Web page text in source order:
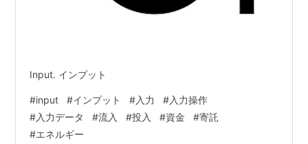
Input. インプット
#input #インプット #入力 #入力操作
#入力データ #流入 #投入 #資金 #寄託
#エネルギー